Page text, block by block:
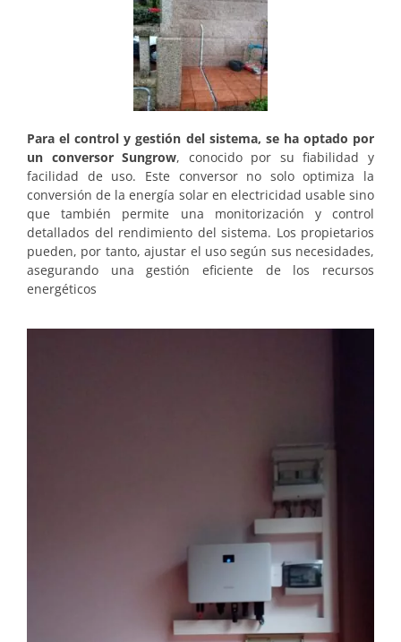
Para el control y gestión del sistema, se ha optado por
un conversor Sungrow, conocido por su fiabilidad y
facilidad de uso. Este conversor no solo optimiza la
conversión de la energía solar en electricidad usable sino
que también permite una monitorización y control
detallados del rendimiento del sistema. Los propietarios
pueden, por tanto, ajustar el uso según sus necesidades,
asegurando una gestión eficiente de los recursos
energéticos